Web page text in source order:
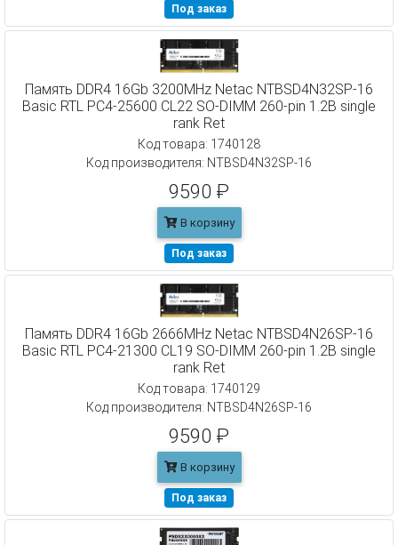
Под заказ
Память DDR4 16Gb 3200MHz Netac NTBSD4N32SP-16
Basic RTL PC4-25600 CL22 SO-DIMM 260-pin 1.2В single
rank Ret
Код товара: 1740128
Код производителя: NTBSD4N32SP-16
9590 ₽
В корзину
Под заказ
Память DDR4 16Gb 2666MHz Netac NTBSD4N26SP-16
Basic RTL PC4-21300 CL19 SO-DIMM 260-pin 1.2В single
rank Ret
Код товара: 1740129
Код производителя: NTBSD4N26SP-16
9590 ₽
В корзину
Под заказ